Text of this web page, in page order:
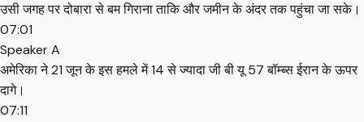
उसी जगह पर दोबारा से बम गिराना ताकि और जमीन के अंदर तक पहुंचा जा सके।
07:01
Speaker A
अमेरिका ने 21 जून के इस हमले में 14 से ज्यादा जी बी यू 57 बॉम्ब्स ईरान के ऊपर
दागे।
07:11